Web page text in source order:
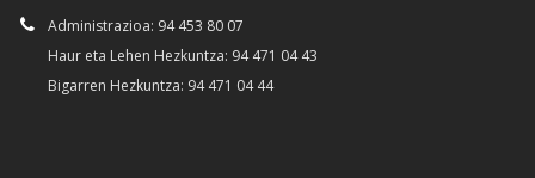
Administrazioa: 94 453 80 07
Haur eta Lehen Hezkuntza: 94 471 04 43
Bigarren Hezkuntza: 94 471 04 44